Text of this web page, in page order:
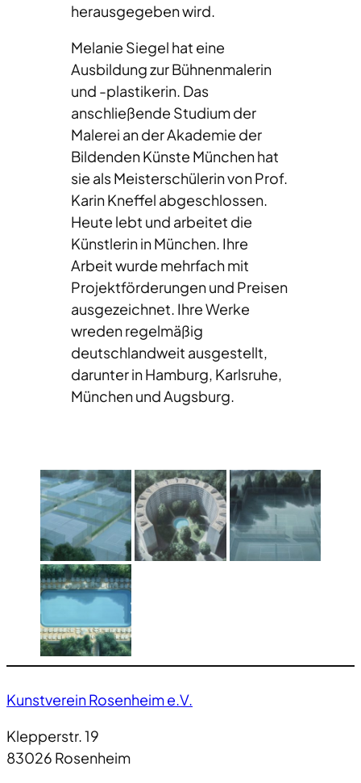
herausgegeben wird.
Melanie Siegel hat eine
Ausbildung zur Bühnenmalerin
und -plastikerin. Das
anschließende Studium der
Malerei an der Akademie der
Bildenden Künste München hat
sie als Meisterschülerin von Prof.
Karin Kneffel abgeschlossen.
Heute lebt und arbeitet die
Künstlerin in München. Ihre
Arbeit wurde mehrfach mit
Projektförderungen und Preisen
ausgezeichnet. Ihre Werke
wreden regelmäßig
deutschlandweit ausgestellt,
darunter in Hamburg, Karlsruhe,
München und Augsburg.
Kunstverein Rosenheim e.V.
Klepperstr. 19
83026 Rosenheim